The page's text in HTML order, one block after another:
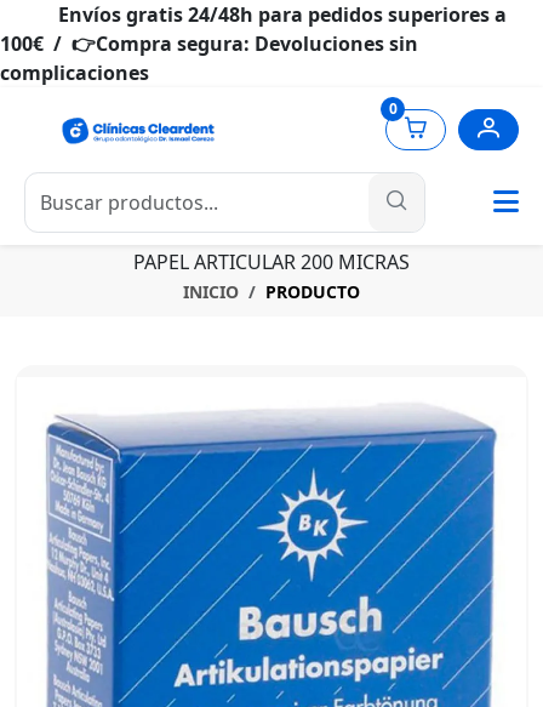
Envíos gratis 24/48h para pedidos superiores a
100€ / 👉Compra segura: Devoluciones sin
complicaciones
0
PAPEL ARTICULAR 200 MICRAS
INICIO PRODUCTO